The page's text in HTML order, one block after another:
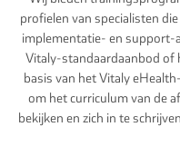
profielen van specialisten
implementatie- en support-
Vitaly-standaardaanbod of
basis van het Vitaly
om het curriculum van de
bekijken en zich in te